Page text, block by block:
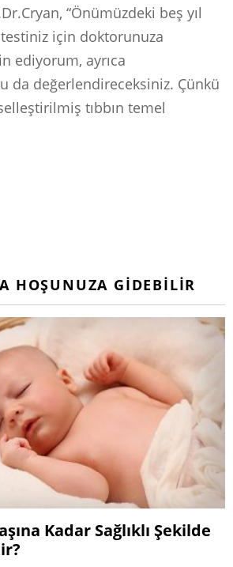
“Önümüzdeki beş yıl
için doktorunuza
ediyorum, ayrıca
da değerlendireceksiniz. Çünkü
tıbbın temel
HOŞUNUZA GIDEBILIR
Kadar Sağlıklı Şekilde